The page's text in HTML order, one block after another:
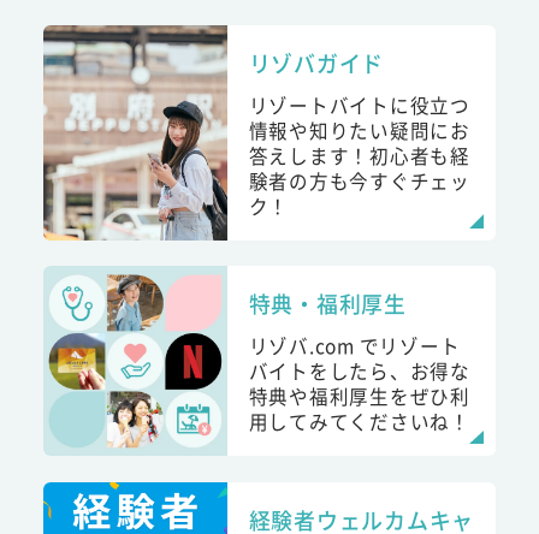
リゾバガイド
リゾートバイトに役立つ
情報や知りたい疑問にお
答えします！初心者も経
験者の方も今すぐチェッ
ク！
特典・福利厚生
リゾバ.com でリゾート
バイトをしたら、お得な
特典や福利厚生をぜひ利
用してみてくださいね！
経験者ウェルカムキャ